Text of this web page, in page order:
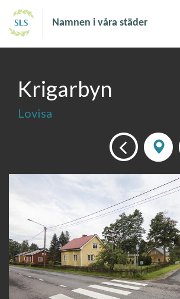
Namnen i våra städer
Krigarbyn
Lovisa